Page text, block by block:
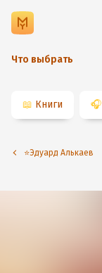
Что выбрать
📖 Книги 🎧
⭐️Эдуард Алькаев